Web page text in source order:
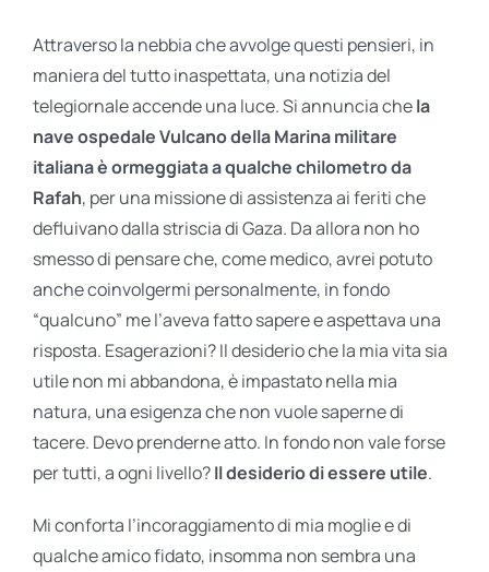
Attraverso la nebbia che avvolge questi pensieri, in
maniera del tutto inaspettata, una notizia del
telegiornale accende una luce. Si annuncia chela
nave ospedale Vulcano della Marina militare
italiana è ormeggiata a qualche chilometro da
Rafah, per una missione di assistenza ai feriti che
defluivano dalla striscia di Gaza. Da allora non ho
smesso di pensare che, come medico, avrei potuto
anche coinvolgermi personalmente, in fondo
“qualcuno” me l’aveva fatto sapere e aspettava una
risposta. Esagerazioni? Il desiderio che la mia vita sia
utile non mi abbandona, è impastato nella mia
natura, una esigenza che non vuole saperne di
tacere. Devo prenderne atto. In fondo non vale forse
per tutti, a ogni livello?Il desiderio di essere utile.
Mi conforta l’incoraggiamento di mia moglie e di
qualche amico fidato, insomma non sembra una